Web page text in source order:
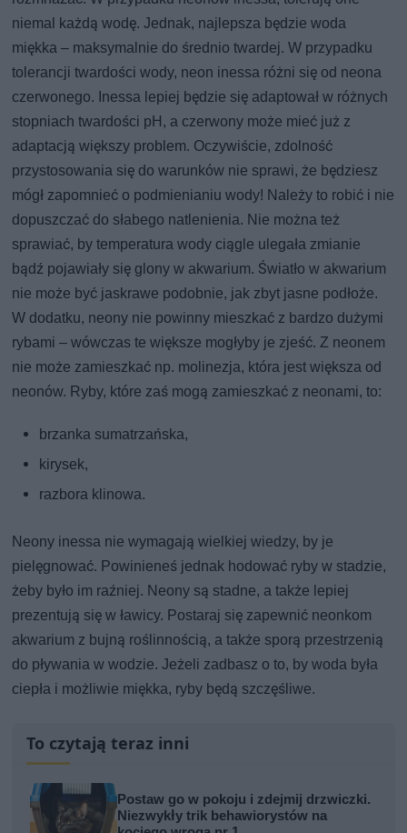
niemal każdą wodę. Jednak, najlepsza będzie woda
miękka – maksymalnie do średnio twardej. W przypadku
tolerancji twardości wody, neon inessa różni się od neona
czerwonego. Inessa lepiej będzie się adaptował w różnych
stopniach twardości pH, a czerwony może mieć już z
adaptacją większy problem. Oczywiście, zdolność
przystosowania się do warunków nie sprawi, że będziesz
mógł zapomnieć o podmienianiu wody! Należy to robić i nie
dopuszczać do słabego natlenienia. Nie można też
sprawiać, by temperatura wody ciągle ulegała zmianie
bądź pojawiały się glony w akwarium. Światło w akwarium
nie może być jaskrawe podobnie, jak zbyt jasne podłoże.
W dodatku, neony nie powinny mieszkać z bardzo dużymi
rybami – wówczas te większe mogłyby je zjeść. Z neonem
nie może zamieszkać np. molinezja, która jest większa od
neonów. Ryby, które zaś mogą zamieszkać z neonami, to:
brzanka sumatrzańska,
kirysek,
razbora klinowa.
Neony inessa nie wymagają wielkiej wiedzy, by je
pielęgnować. Powinieneś jednak hodować ryby w stadzie,
żeby było im raźniej. Neony są stadne, a także lepiej
prezentują się w ławicy. Postaraj się zapewnić neonkom
akwarium z bujną roślinnością, a także sporą przestrzenią
do pływania w wodzie. Jeżeli zadbasz o to, by woda była
ciepła i możliwie miękka, ryby będą szczęśliwe.
To czytają teraz inni
Postaw go w pokoju i zdejmij drzwiczki.
Niezwykły trik behawiorystów na